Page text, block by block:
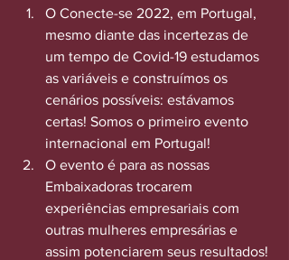
O Conecte-se 2022, em Portugal,
mesmo diante das incertezas de
um tempo de Covid-19 estudamos
as variáveis e construímos os
cenários possíveis: estávamos
certas! Somos o primeiro evento
internacional em Portugal!
O evento é para as nossas
Embaixadoras trocarem
experiências empresariais com
outras mulheres empresárias e
assim potenciarem seus resultados!